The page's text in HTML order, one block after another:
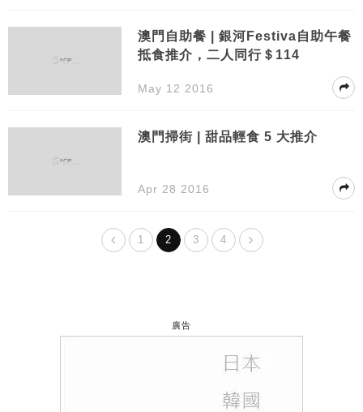
澳門自助餐 | 銀河Festiva自助午餐
抵食推介，二人同行＄114
May 12 2016
澳門掃街 | 甜品輕食 5 大推介
Apr 28 2016
1 2 3 4
廣告